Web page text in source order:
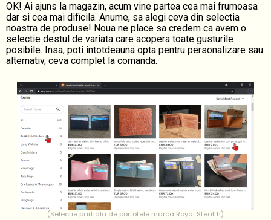
OK! Ai ajuns la magazin, acum vine partea cea mai frumoasa
dar si cea mai dificila. Anume, sa alegi ceva din selectia
noastra de produse! Noua ne place sa credem ca avem o
selectie destul de variata care acopera toate gusturile
posibile. Insa, poti intotdeauna opta pentru personalizare sau
alternativ, ceva complet la comanda.
(Selectie partiala de portofele marca Royal Stealth)